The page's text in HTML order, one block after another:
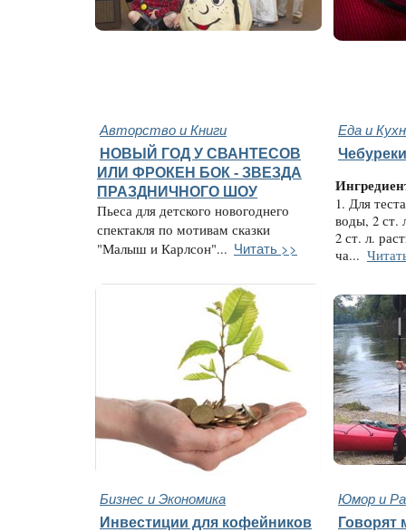
Авторство и Книги Еда и
НОВЫЙ ГОД У СВАНТЕСОВ
ИЛИ ФРОКЕН БОК - ЗВЕЗДА
ПРАЗДНИЧНОГО ШОУ
Пьеса для детского новогоднего
спектакля по мотивам сказки
"Малыш и Карлсон"... Читать >>
1. Для
воды, 2 ст.
2 ст. л.
ча...
Бизнес и Экономика Юмор и
Инвестиции для кофейников
Говорят